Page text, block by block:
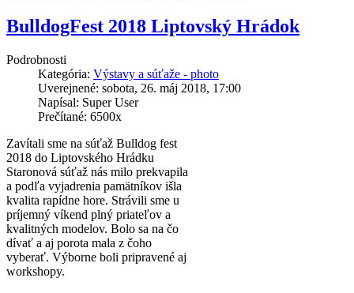
BulldogFest 2018 Liptovský Hrádok
Podrobnosti
Kategória: Výstavy a súťaže - photo
Uverejnené: sobota, 26. máj 2018, 17:00
Napísal: Super User
Prečítané: 6500x
Zavítali sme na súťaž Bulldog fest
2018 do Liptovského Hrádku
Staronová súťaž nás milo prekvapila
a podľa vyjadrenia pamätníkov išla
kvalita rapídne hore. Strávili sme u
príjemný víkend plný priateľov a
kvalitných modelov. Bolo sa na čo
dívať a aj porota mala z čoho
vyberať. Výborne boli pripravené aj
workshopy.